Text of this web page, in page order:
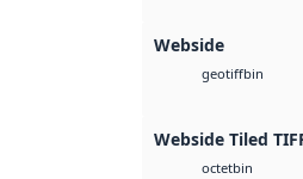
Webside
geotiffbin
Webside Tiled
octetbin